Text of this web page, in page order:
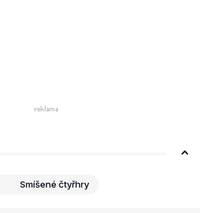
Smíšené čtyřhry